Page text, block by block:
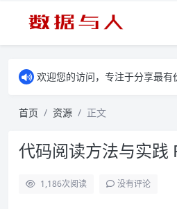
欢迎您的访问，专注于分享最有
首页 资源 正文
代码阅读方法与实践
1,186次阅读 没有评论